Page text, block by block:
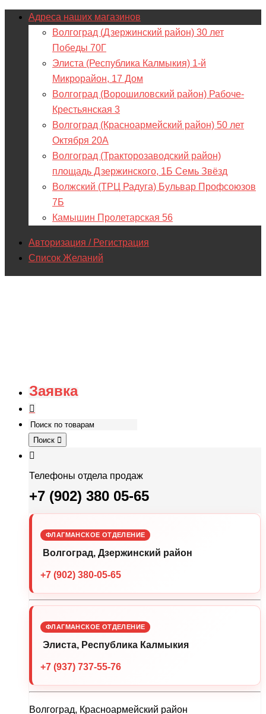
Адреса наших магазинов
Волгоград (Дзержинский район) 30 лет
Победы 70Г
Элиста (Республика Калмыкия) 1-й
Микрорайон, 17 Дом
Волгоград (Ворошиловский район) Рабоче-
Крестьянская 3
Волгоград (Красноармейский район) 50 лет
Октября 20А
Волгоград (Тракторозаводский район)
площадь Дзержинского, 1Б Семь Звёзд
Волжский (ТРЦ Радуга) Бульвар Профсоюзов
7Б
Камышин Пролетарская 56
Авторизация / Регистрация
Список Желаний
Заявка
Поиск
Телефоны отдела продаж
+7 (902) 380 05-65
ФЛАГМАНСКОЕ ОТДЕЛЕНИЕ
Волгоград, Дзержинский район
+7 (902) 380-05-65
ФЛАГМАНСКОЕ ОТДЕЛЕНИЕ
Элиста, Республика Калмыкия
+7 (937) 737-55-76
Волгоград, Красноармейский район